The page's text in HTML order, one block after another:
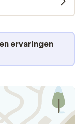
ervaringen